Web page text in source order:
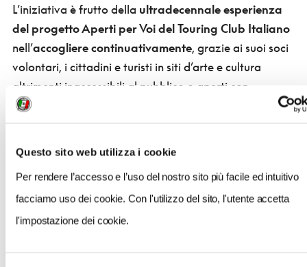
Questo sito web utilizza i cookie
Per rendere l’accesso e l’uso del nostro sito più facile ed intuitivo
facciamo uso dei cookie. Con l'utilizzo del sito, l'utente accetta
l'impostazione dei cookie.
L’iniziativa è frutto della ultradecennale esperienza
del progetto Aperti per Voi del Touring Club Italiano
nell’accogliere continuativamente, grazie ai suoi soci
volontari, i cittadini e turisti in siti d’arte e cultura
altrimenti inaccessibili al pubblico o aperti con
limitazioni di orario. Dal 2005, sono oltre
21 milioni i
85 i luoghi aperti in 35 città italiane in 14 regioni.
La Chiesa di Santa Maria in Cortina è un luogo Aperti
per Voi del Touring Club Italiano.